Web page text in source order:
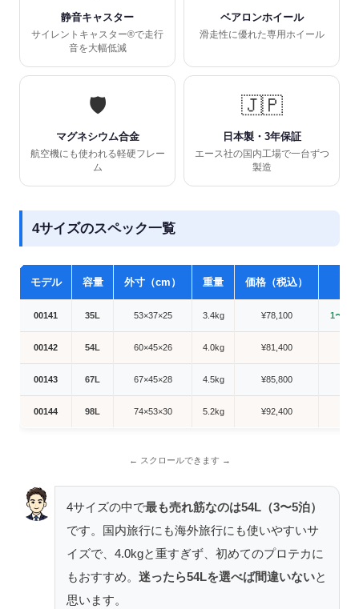
静音キャスター
サイレントキャスター®で走行
音を大幅低減
ベアロンホイール
滑走性に優れた専用ホイール
🛡️
マグネシウム合金
航空機にも使われる軽硬フレー
ム
🇯🇵
日本製・3年保証
エース社の国内工場で一台ずつ
製造
4サイズのスペック一覧
モデル 容量 外寸（cm） 重量 価格（税込）
00141 35L 53×37×25 3.4kg ¥78,100 1〜2
00142 54L 60×45×26 4.0kg ¥81,400
00143 67L 67×45×28 4.5kg ¥85,800
00144 98L 74×53×30 5.2kg ¥92,400
4サイズの中で最も売れ筋なのは54L（3〜5泊）
です。国内旅行にも海外旅行にも使いやすいサ
イズで、4.0kgと重すぎず、初めてのプロテカに
もおすすめ。 迷ったら54Lを選べば間違いないと
思います。